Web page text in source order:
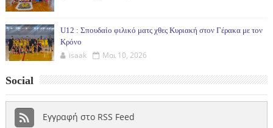
U12 : Σπουδαίο φιλικό ματς χθες Κυριακή στον Γέρακα με τον
Κρόνο
isaak Μαι 10, 2026
Social
Εγγραφή στο RSS Feed